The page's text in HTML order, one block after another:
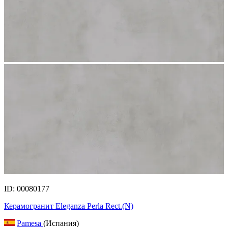
ID: 00080177
Керамогранит Eleganza Perla Rect.(N)
Pamesa (Испания)